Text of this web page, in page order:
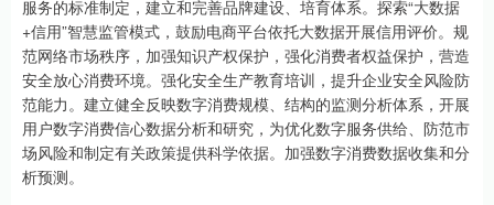
服务的标准制定，建立和完善品牌建设、培育体系。探索“大数据
+信用”智慧监管模式，鼓励电商平台依托大数据开展信用评价。规
范网络市场秩序，加强知识产权保护，强化消费者权益保护，营造
安全放心消费环境。强化安全生产教育培训，提升企业安全风险防
范能力。建立健全反映数字消费规模、结构的监测分析体系，开展
用户数字消费信心数据分析和研究，为优化数字服务供给、防范市
场风险和制定有关政策提供科学依据。加强数字消费数据收集和分
析预测。